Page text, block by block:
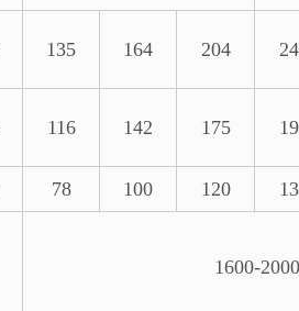
135 164 204
116 142 175
78 100 120
1600-2000